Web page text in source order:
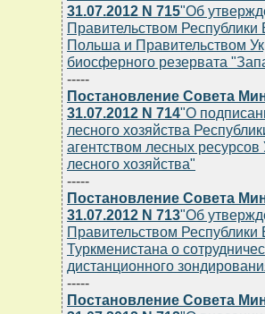
31.07.2012 N 715"Об
Правительством
Польша и Правительством
биосферного резервата
-----
Постановление Совета
31.07.2012 N 714"О
лесного хозяйства
агентством лесных
лесного хозяйства"
-----
Постановление Совета
31.07.2012 N 713"Об
Правительством
Туркменистана о
дистанционного
-----
Постановление Совета